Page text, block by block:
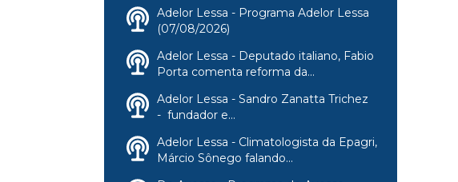
Adelor Lessa - Programa Adelor Lessa
(07/08/2026)
Adelor Lessa - Deputado italiano, Fabio
Porta comenta reforma da...
Adelor Lessa - Sandro Zanatta Trichez
- fundador e...
Adelor Lessa - Climatologista da Epagri,
Márcio Sônego falando...